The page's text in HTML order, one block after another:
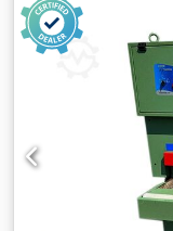
kalibravimo volas
volai – iš viršaus: -
prispaudėjas -
agregatas - 2
iš apačios: - 2
pneumatinė
stalo pakėlimas - 2
bar - ištraukimo
galia 30 kW -
2230x2020x2050